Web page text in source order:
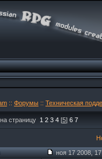
:: Форумы :: Техническая
страницу 1 2 3 4 [5] 6 7
ноя 17 2008,